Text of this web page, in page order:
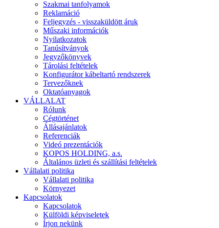
Szakmai tanfolyamok
Reklamáció
Feljegyzés - visszaküldött áruk
Műszaki információk
Nyilatkozatok
Tanúsítványok
Jegyzőkönyvek
Tárolási feltételek
Konfigurátor kábeltartó rendszerek
Tervezőknek
Oktatóanyagok
VÁLLALAT
Rólunk
Cégtörténet
Állásajánlatok
Referenciák
Videó prezentációk
KOPOS HOLDING, a.s.
Általános üzleti és szállítási feltételek
Vállalati politika
Vállalati politika
Környezet
Kapcsolatok
Kapcsolatok
Külföldi képviseletek
Írjon nekünk